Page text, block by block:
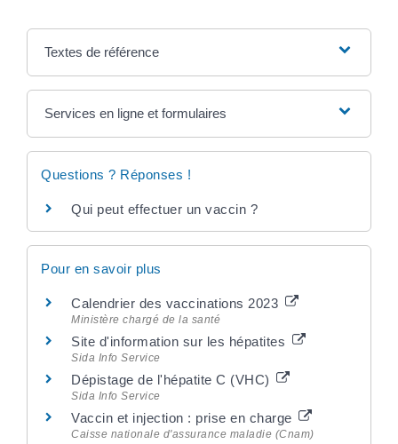
Textes de référence
Services en ligne et formulaires
Questions ? Réponses !
Qui peut effectuer un vaccin ?
Pour en savoir plus
Calendrier des vaccinations 2023
Ministère chargé de la santé
Site d'information sur les hépatites
Sida Info Service
Dépistage de l'hépatite C (VHC)
Sida Info Service
Vaccin et injection : prise en charge
Caisse nationale d'assurance maladie (Cnam)